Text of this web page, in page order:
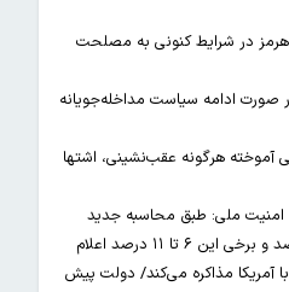
هرمز در شرایط کنونی به مصلحت
ادامه سیاست مداخله‌جویانه
آموخته هرگونه عقب‌نشینی، اشتها
ملی: طبق محاسبه جدید
سهم ایران در دریای خزر بین ۵ تا ۷ درصد و برخی این ۶ تا ۱۱ درصد اعلام
آمریکا مذاکره می‌کند/ دولت پیش